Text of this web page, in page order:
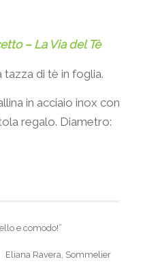
– La Via del Tè
di tè in foglia.
in acciaio inox con
regalo. Diametro:
e comodo!”
Eliana Ravera, Sommelier